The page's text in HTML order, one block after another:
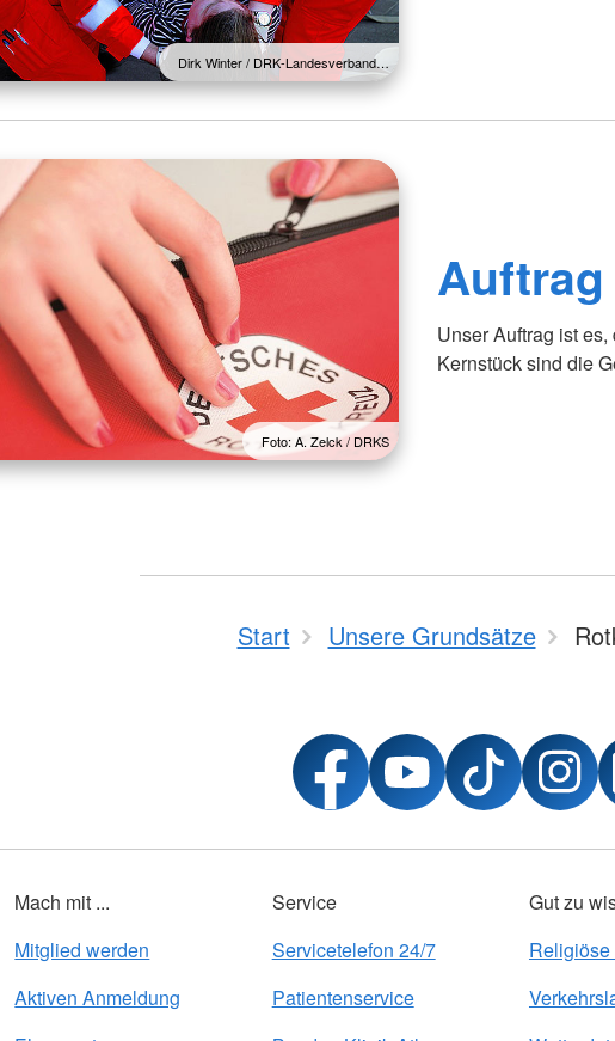
Dirk Winter / DRK-Landesverband…
Foto: A. Zelck / DRKS
Auftrag
Unser Auftrag ist
Kernstück sind die
Start Unsere Grundsätze
Mach mit ...
Mitglied werden
Aktiven Anmeldung
Service
Servicetelefon 24/7
Patientenservice
Gut zu